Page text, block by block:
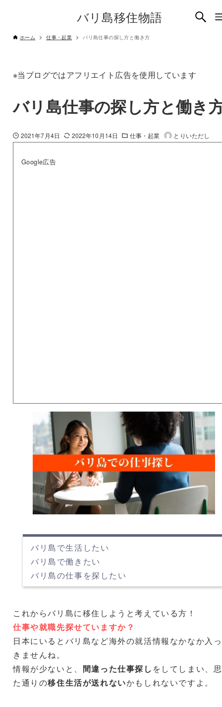
バリ島移住物語
ホーム 仕事・起業 バリ島仕事の探し方と働き方
※当ブログではアフリエイト広告を使用しています
バリ島仕事の探し方と働き
2021年7月4日 2022年10月14日 仕事・起業 とりいただし
Google広告
バリ島で生活したい
バリ島で働きたい
バリ島の仕事を探したい
これからバリ島に移住しようと考えている方！
仕事や就職先探せていますか？
日本にいるとバリ島など海外の就活情報なかなか入
きませんね。
情報が少ないと、 間違った仕事探し をしてしまい、
た通りの移住生活が送れないかもしれないですよ。